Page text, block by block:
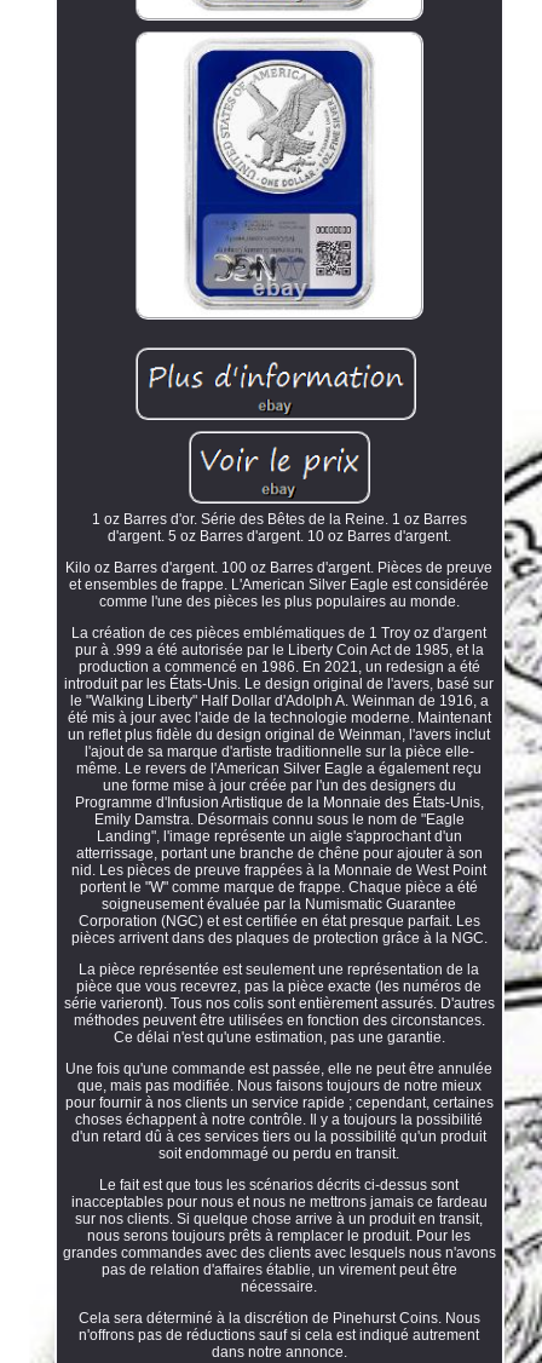
1 oz Barres d'or. Série des Bêtes de la Reine. 1 oz Barres
d'argent. 5 oz Barres d'argent. 10 oz Barres d'argent.
Kilo oz Barres d'argent. 100 oz Barres d'argent. Pièces de preuve
et ensembles de frappe. L'American Silver Eagle est considérée
comme l'une des pièces les plus populaires au monde.
La création de ces pièces emblématiques de 1 Troy oz d'argent
pur à .999 a été autorisée par le Liberty Coin Act de 1985, et la
production a commencé en 1986. En 2021, un redesign a été
introduit par les États-Unis. Le design original de l'avers, basé sur
le "Walking Liberty" Half Dollar d'Adolph A. Weinman de 1916, a
été mis à jour avec l'aide de la technologie moderne. Maintenant
un reflet plus fidèle du design original de Weinman, l'avers inclut
l'ajout de sa marque d'artiste traditionnelle sur la pièce elle-
même. Le revers de l'American Silver Eagle a également reçu
une forme mise à jour créée par l'un des designers du
Programme d'Infusion Artistique de la Monnaie des États-Unis,
Emily Damstra. Désormais connu sous le nom de "Eagle
Landing", l'image représente un aigle s'approchant d'un
atterrissage, portant une branche de chêne pour ajouter à son
nid. Les pièces de preuve frappées à la Monnaie de West Point
portent le "W" comme marque de frappe. Chaque pièce a été
soigneusement évaluée par la Numismatic Guarantee
Corporation (NGC) et est certifiée en état presque parfait. Les
pièces arrivent dans des plaques de protection grâce à la NGC.
La pièce représentée est seulement une représentation de la
pièce que vous recevrez, pas la pièce exacte (les numéros de
série varieront). Tous nos colis sont entièrement assurés. D'autres
méthodes peuvent être utilisées en fonction des circonstances.
Ce délai n'est qu'une estimation, pas une garantie.
Une fois qu'une commande est passée, elle ne peut être annulée
que, mais pas modifiée. Nous faisons toujours de notre mieux
pour fournir à nos clients un service rapide ; cependant, certaines
choses échappent à notre contrôle. Il y a toujours la possibilité
d'un retard dû à ces services tiers ou la possibilité qu'un produit
soit endommagé ou perdu en transit.
Le fait est que tous les scénarios décrits ci-dessus sont
inacceptables pour nous et nous ne mettrons jamais ce fardeau
sur nos clients. Si quelque chose arrive à un produit en transit,
nous serons toujours prêts à remplacer le produit. Pour les
grandes commandes avec des clients avec lesquels nous n'avons
pas de relation d'affaires établie, un virement peut être
nécessaire.
Cela sera déterminé à la discrétion de Pinehurst Coins. Nous
n'offrons pas de réductions sauf si cela est indiqué autrement
dans notre annonce.